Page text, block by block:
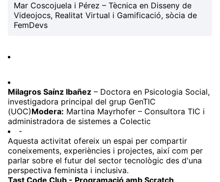
Mar Coscojuela i Pérez – Tècnica en Disseny de
Videojocs, Realitat Virtual i Gamificació, sòcia de
FemDevs
Milagros Saínz Ibañez – Doctora en Psicologia Social,
investigadora principal del grup GenTIC
(UOC)Modera: Martina Mayrhofer – Consultora TIC i
administradora de sistemes a Colectic
-
Aquesta activitat ofereix un espai per compartir
coneixements, experiències i projectes, així com per
parlar sobre el futur del sector tecnològic des d'una
perspectiva feminista i inclusiva.
Tast Code Club - Programació amb Scratch